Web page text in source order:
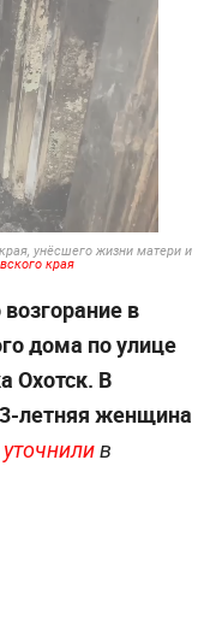
унёсшего жизни матери и
края
в
дома по улице
Охотск. В
летняя женщина
уточнилив